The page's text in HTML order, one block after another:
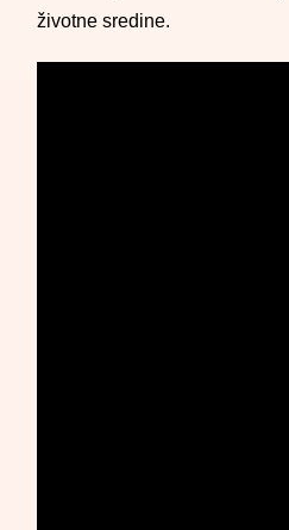
životne sredine.